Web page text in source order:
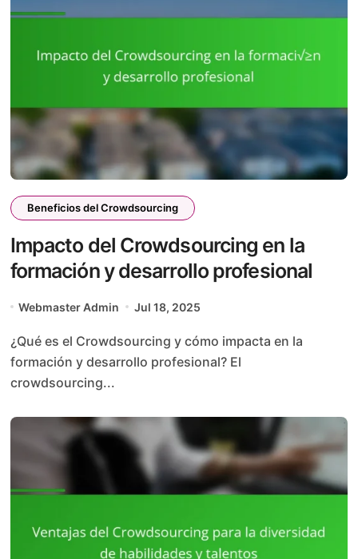
Beneficios del Crowdsourcing
Impacto del Crowdsourcing en la
formación y desarrollo profesional
Webmaster Admin Jul 18, 2025
¿Qué es el Crowdsourcing y cómo impacta en la
formación y desarrollo profesional? El
crowdsourcing...